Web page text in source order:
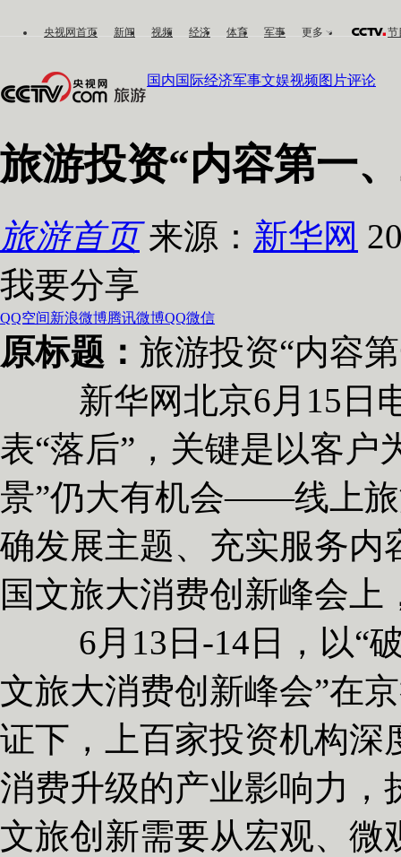
央视网首页 新闻 视频 经济 体育 军事 更多 节
国内国际经济军事文娱视频图片评论
旅游投资“内容第一
旅游首页 来源： 新华网
我要分享
QQ空间新浪微博腾讯微博QQ微信
原标题： 旅游投资“内容
新华网北京6月15日电
表“落后”，关键是以客户
景”仍大有机会——线上
确发展主题、充实服务内
国文旅大消费创新峰会
6月13日-14日，以“破
文旅大消费创新峰会”在
证下，上百家投资机构深
消费升级的产业影响力，
文旅创新需要从宏观、微